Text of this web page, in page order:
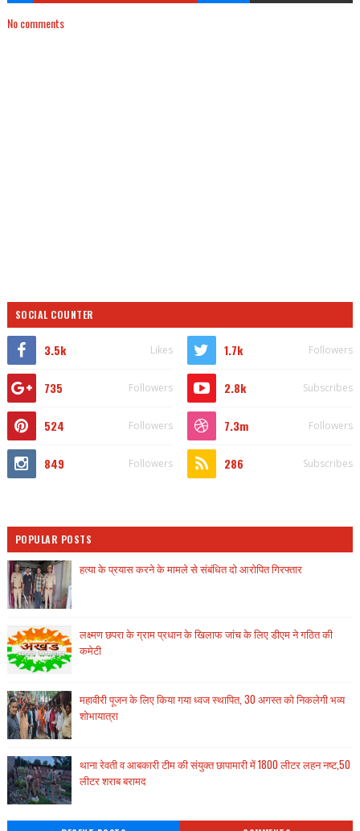
No comments
SOCIAL COUNTER
3.5k Likes 1.7k Followers
735 Followers 2.8k Subscribes
524 Followers 7.3m Followers
849 Followers 286 Subscribes
POPULAR POSTS
हत्या के प्रयास करने के मामले से संबंधित दो आरोपित गिरफ्तार
लक्ष्मण छपरा के ग्राम प्रधान के खिलाफ जांच के लिए डीएम ने गठित की
कमेटी
महावीरी पूजन के लिए किया गया ध्वज स्थापित, 30 अगस्त को निकलेगी भव्य
शोभायात्रा
थाना रेवती व आबकारी टीम की संयुक्त छापामारी में 1800 लीटर लहन नष्ट,50
लीटर शराब बरामद